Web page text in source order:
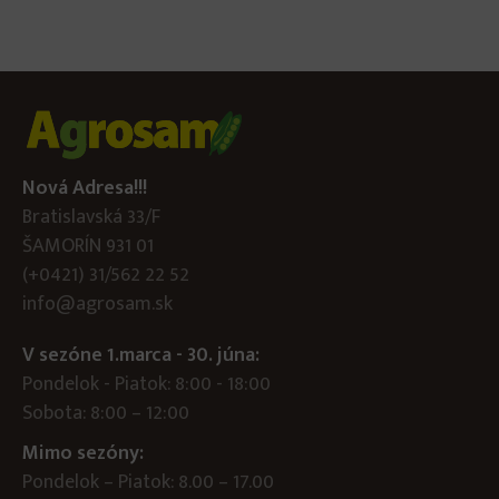
Nová Adresa!!!
Bratislavská 33/F
ŠAMORÍN 931 01
(+0421) 31/562 22 52
info@agrosam.sk
V sezóne 1.marca - 30. júna:
Pondelok - Piatok: 8:00 - 18:00
Sobota: 8:00 – 12:00
Mimo sezóny:
Pondelok – Piatok: 8.00 – 17.00